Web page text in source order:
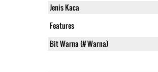
Jenis Kaca
Features
Bit Warna (# Warna)